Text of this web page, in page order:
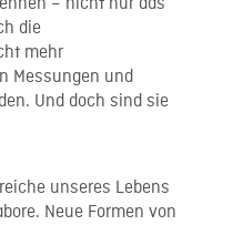
die
mehr
Messungen und
Und doch sind sie
unseres Lebens
Neue Formen von